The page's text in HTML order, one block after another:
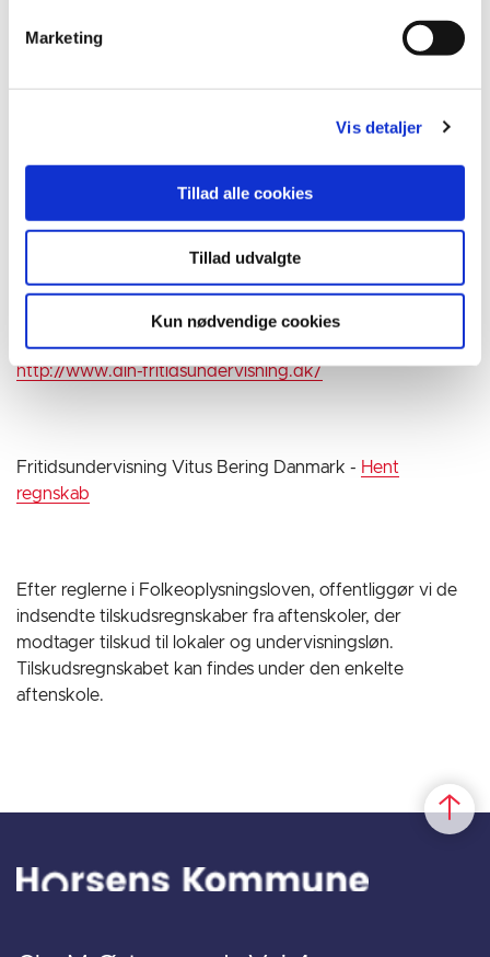
Marketing
Vis detaljer
Tillad alle cookies
Tillad udvalgte
Kun nødvendige cookies
http://www.horsenspolitiorkester.dk/
Musisk Oplysningsforbund Gedved - Hent regnskab
http://mof-dk.dk/medlemmer/lokalafdelinger
Din Fritidsundervisning - Hent regnskab
http://www.din-fritidsundervisning.dk/
Fritidsundervisning Vitus Bering Danmark - Hent
regnskab
Efter reglerne i Folkeoplysningsloven, offentliggør vi de
indsendte tilskudsregnskaber fra aftenskoler, der
modtager tilskud til lokaler og undervisningsløn.
Tilskudsregnskabet kan findes under den enkelte
aftenskole.